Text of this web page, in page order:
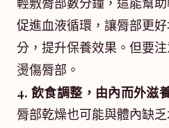
輕敷脣部數分鐘，這能幫
促進血液循環，讓脣部更
分，提升保養效果。但要
燙傷脣部。
4. 飲食調整，由內而外滋
脣部乾燥也可能與體內缺